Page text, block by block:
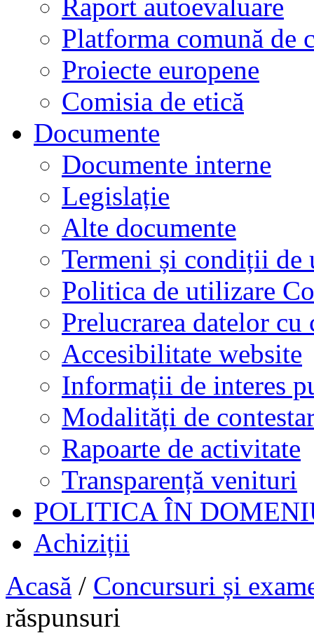
Raport autoevaluare
Platforma comună de
Proiecte europene
Comisia de etică
Documente
Documente interne
Legislație
Alte documente
Termeni și condiții de
Politica de utilizare
Prelucrarea datelor cu
Accesibilitate website
Informații de interes
Modalități de
Rapoarte de activitate
Transparență venituri
POLITICA ÎN
Achiziții
Acasă / Concursuri și
răspunsuri